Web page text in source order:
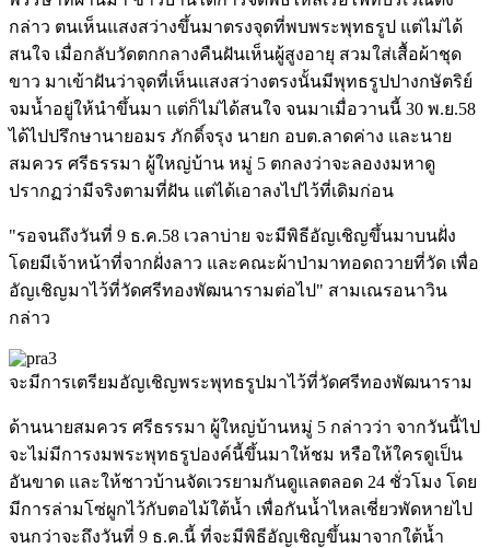
กล่าว ตนเห็นแสงสว่างขึ้นมาตรงจุดที่พบพระพุทธรูป แต่ไม่ได้
สนใจ เมื่อกลับวัดตกกลางคืนฝันเห็นผู้สูงอายุ สวมใส่เสื้อผ้าชุด
ขาว มาเข้าฝันว่าจุดที่เห็นแสงสว่างตรงนั้นมีพุทธรูปปางกษัตริย์
จมน้ำอยู่ให้นำขึ้นมา แต่ก็ไม่ได้สนใจ จนมาเมื่อวานนี้ 30 พ.ย.58
ได้ไปปรึกษานายอมร ภักดิ์จรุง นายก อบต.ลาดค่าง และนาย
สมควร ศรีธรรมา ผู้ใหญ่บ้าน หมู่ 5 ตกลงว่าจะลองงมหาดู
ปรากฏว่ามีจริงตามที่ฝัน แต่ได้เอาลงไปไว้ที่เดิมก่อน
"รอจนถึงวันที่ 9 ธ.ค.58 เวลาบ่าย จะมีพิธีอัญเชิญขึ้นมาบนฝั่ง
โดยมีเจ้าหน้าที่จากฝั่งลาว และคณะผ้าป่ามาทอดถวายที่วัด เพื่อ
อัญเชิญมาไว้ที่วัดศรีทองพัฒนารามต่อไป" สามเณรอนาวิน
กล่าว
จะมีการเตรียมอัญเชิญพระพุทธรูปมาไว้ที่วัดศรีทองพัฒนาราม
ด้านนายสมควร ศรีธรรมา ผู้ใหญ่บ้านหมู่ 5 กล่าวว่า จากวันนี้ไป
จะไม่มีการงมพระพุทธรูปองค์นี้ขึ้นมาให้ชม หรือให้ใครดูเป็น
อันขาด และให้ชาวบ้านจัดเวรยามกันดูแลตลอด 24 ชั่วโมง โดย
มีการล่ามโซ่ผูกไว้กับตอไม้ใต้น้ำ เพื่อกันน้ำไหลเชี่ยวพัดหายไป
จนกว่าจะถึงวันที่ 9 ธ.ค.นี้ ที่จะมีพิธีอัญเชิญขึ้นมาจากใต้น้ำ